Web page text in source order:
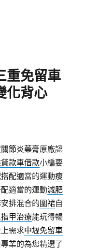
重免留車
化背心
關節炎藥膏原廠認
款車借款小編要
配適當的運動瘦
適當的運動減肥
排混合的圍裙自
甲治療能玩得暢
需求中壢免留車
業的為您精選了